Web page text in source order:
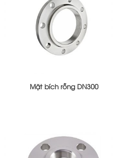
Mặt bích rỗng DN300